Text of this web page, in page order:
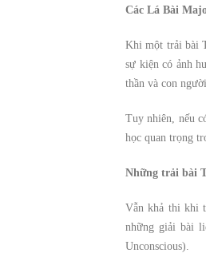
Các Lá Bài
Khi một trải bài
sự kiện có ảnh
thần và con
Tuy nhiên, nếu
học quan trọng
Những trải bài
Vẫn khả thi khi
những giải bài
Unconscious).